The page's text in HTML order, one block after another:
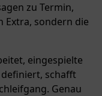
zu Termin,
Extra, sondern die
eingespielte
schafft
Genau